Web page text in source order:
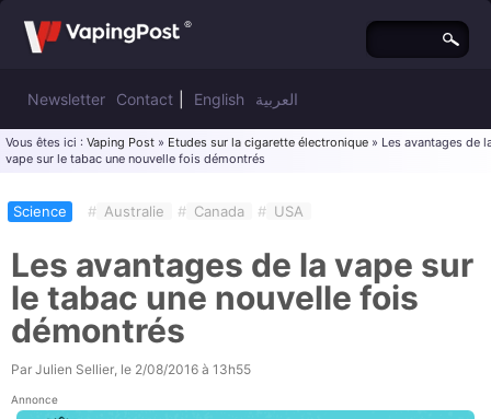
Newsletter Contact English العربية
Vous êtes ici : Vaping Post » Etudes sur la cigarette électronique » Les avantages de
vape sur le tabac une nouvelle fois démontrés
Science # Australie # Canada # USA
Les avantages de la vape sur
le tabac une nouvelle fois
démontrés
Par Julien Sellier, le 2/08/2016 à 13h55
Annonce